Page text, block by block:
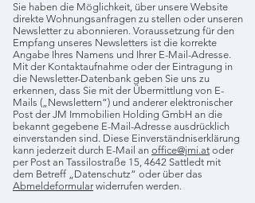
Sie haben die Möglichkeit, über unsere Website
direkte Wohnungsanfragen zu stellen oder unseren
Newsletter zu abonnieren. Voraussetzung für den
Empfang unseres Newsletters ist die korrekte
Angabe Ihres Namens und Ihrer E-Mail-Adresse.
Mit der Kontaktaufnahme oder der Eintragung in
die Newsletter-Datenbank geben Sie uns zu
erkennen, dass Sie mit der Übermittlung von E-
Mails („Newslettern“) und anderer elektronischer
Post der JM Immobilien Holding GmbH an die
bekannt gegebene E-Mail-Adresse ausdrücklich
einverstanden sind. Diese Einverständniserklärung
kann jederzeit durch E-Mail an office@jmi.at oder
per Post an Tassilostraße 15, 4642 Sattledt mit
dem Betreff „Datenschutz“ oder über das
Abmeldeformular widerrufen werden.